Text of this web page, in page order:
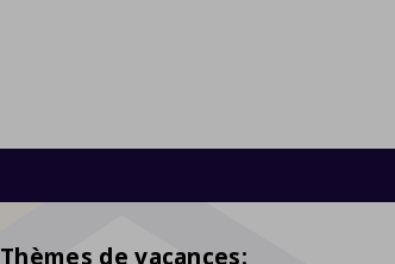
Thèmes de vacances: